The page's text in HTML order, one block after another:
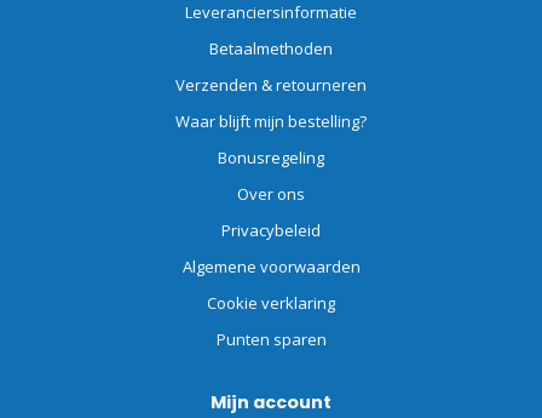
Leveranciersinformatie
Betaalmethoden
Verzenden & retourneren
Waar blijft mijn bestelling?
Bonusregeling
Over ons
Privacybeleid
Algemene voorwaarden
Cookie verklaring
Punten sparen
Mijn account